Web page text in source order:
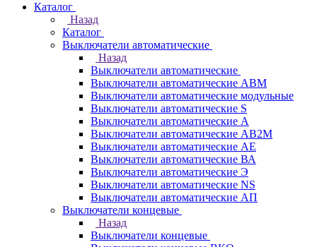
Каталог
Назад
Каталог
Выключатели автоматические
Назад
Выключатели автоматические
Выключатели автоматические АВМ
Выключатели автоматические модульные
Выключатели автоматические S
Выключатели автоматические А
Выключатели автоматические АВ2М
Выключатели автоматические АЕ
Выключатели автоматические ВА
Выключатели автоматические Э
Выключатели автоматические NS
Выключатели автоматические АП
Выключатели концевые
Назад
Выключатели концевые